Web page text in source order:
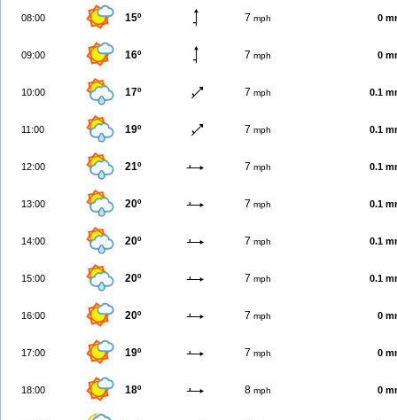
08:00 15º 7 mph 0
09:00 16º 7 mph 0
10:00 17º 7 mph 0.1
11:00 19º 7 mph 0.1
12:00 21º 7 mph 0.1
13:00 20º 7 mph 0.1
14:00 20º 7 mph 0.1
15:00 20º 7 mph 0.1
16:00 20º 7 mph 0
17:00 19º 7 mph 0
18:00 18º 8 mph 0